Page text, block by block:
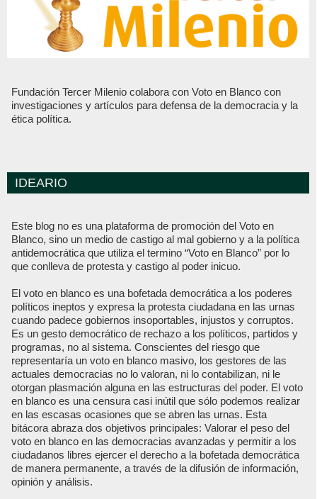
Fundación Tercer Milenio colabora con Voto en Blanco con
investigaciones y artículos para defensa de la democracia y la
ética política.
IDEARIO
Este blog no es una plataforma de promoción del Voto en
Blanco, sino un medio de castigo al mal gobierno y a la política
antidemocrática que utiliza el termino “Voto en Blanco” por lo
que conlleva de protesta y castigo al poder inicuo.
El voto en blanco es una bofetada democrática a los poderes
políticos ineptos y expresa la protesta ciudadana en las urnas
cuando padece gobiernos insoportables, injustos y corruptos.
Es un gesto democrático de rechazo a los políticos, partidos y
programas, no al sistema. Conscientes del riesgo que
representaría un voto en blanco masivo, los gestores de las
actuales democracias no lo valoran, ni lo contabilizan, ni le
otorgan plasmación alguna en las estructuras del poder. El voto
en blanco es una censura casi inútil que sólo podemos realizar
en las escasas ocasiones que se abren las urnas. Esta
bitácora abraza dos objetivos principales: Valorar el peso del
voto en blanco en las democracias avanzadas y permitir a los
ciudadanos libres ejercer el derecho a la bofetada democrática
de manera permanente, a través de la difusión de información,
opinión y análisis.